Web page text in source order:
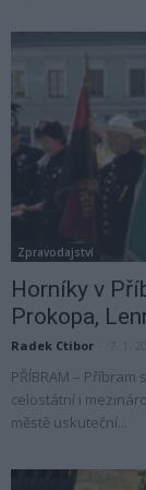
Zpravodajství
Horníky v
Prokopa,
Radek Ctibor
PŘÍBRAM –
celostátní i
městě uskuteční...